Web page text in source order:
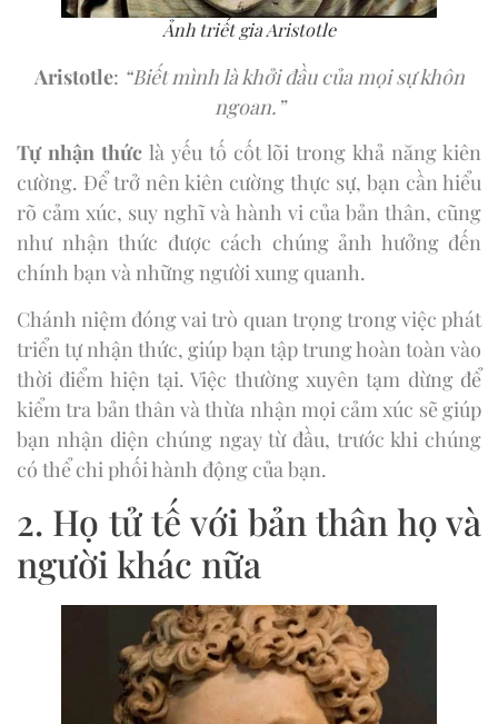
Ảnh triết gia Aristotle
Aristotle: “Biết mình là khởi đầu của mọi sự khôn
ngoan.”
Tự nhận thức là yếu tố cốt lõi trong khả năng kiên
cường. Để trở nên kiên cường thực sự, bạn cần hiểu
rõ cảm xúc, suy nghĩ và hành vi của bản thân, cũng
như nhận thức được cách chúng ảnh hưởng đến
chính bạn và những người xung quanh.
Chánh niệm đóng vai trò quan trọng trong việc phát
triển tự nhận thức, giúp bạn tập trung hoàn toàn vào
thời điểm hiện tại. Việc thường xuyên tạm dừng để
kiểm tra bản thân và thừa nhận mọi cảm xúc sẽ giúp
bạn nhận diện chúng ngay từ đầu, trước khi chúng
có thể chi phối hành động của bạn.
2. Họ tử tế với bản thân họ và
người khác nữa